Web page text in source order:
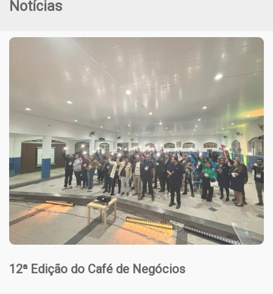
Notícias
12ª Edição do Café de Negócios